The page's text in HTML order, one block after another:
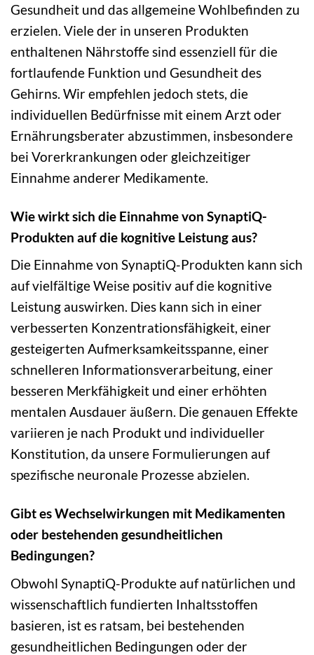
Gesundheit und das allgemeine Wohlbefinden zu
erzielen. Viele der in unseren Produkten
enthaltenen Nährstoffe sind essenziell für die
fortlaufende Funktion und Gesundheit des
Gehirns. Wir empfehlen jedoch stets, die
individuellen Bedürfnisse mit einem Arzt oder
Ernährungsberater abzustimmen, insbesondere
bei Vorerkrankungen oder gleichzeitiger
Einnahme anderer Medikamente.
Wie wirkt sich die Einnahme von SynaptiQ-
Produkten auf die kognitive Leistung aus?
Die Einnahme von SynaptiQ-Produkten kann sich
auf vielfältige Weise positiv auf die kognitive
Leistung auswirken. Dies kann sich in einer
verbesserten Konzentrationsfähigkeit, einer
gesteigerten Aufmerksamkeitsspanne, einer
schnelleren Informationsverarbeitung, einer
besseren Merkfähigkeit und einer erhöhten
mentalen Ausdauer äußern. Die genauen Effekte
variieren je nach Produkt und individueller
Konstitution, da unsere Formulierungen auf
spezifische neuronale Prozesse abzielen.
Gibt es Wechselwirkungen mit Medikamenten
oder bestehenden gesundheitlichen
Bedingungen?
Obwohl SynaptiQ-Produkte auf natürlichen und
wissenschaftlich fundierten Inhaltsstoffen
basieren, ist es ratsam, bei bestehenden
gesundheitlichen Bedingungen oder der